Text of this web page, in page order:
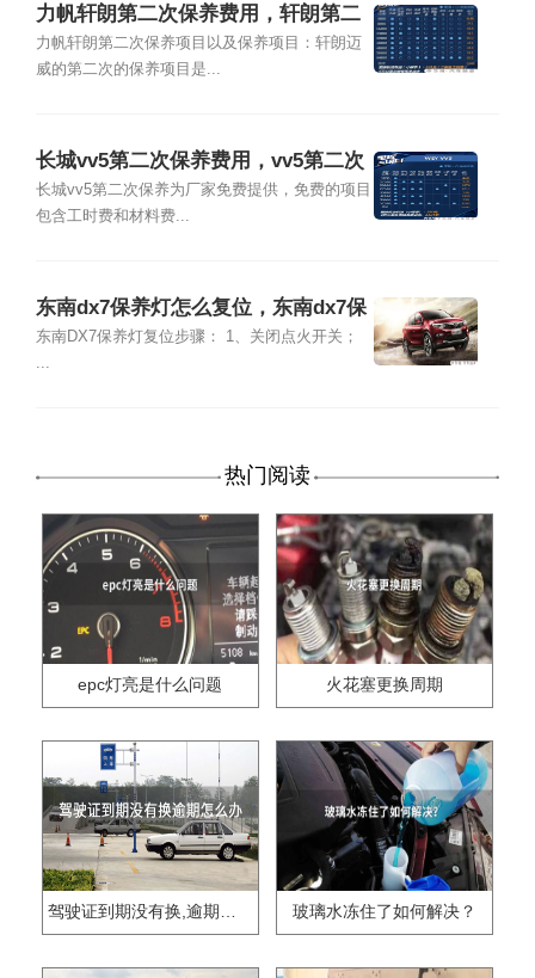
力帆轩朗第二次保养费用，轩朗第二
次保养项目
力帆轩朗第二次保养项目以及保养项目：轩朗迈
威的第二次的保养项目是...
长城vv5第二次保养费用，vv5第二次
保养项目
长城vv5第二次保养为厂家免费提供，免费的项目
包含工时费和材料费...
东南dx7保养灯怎么复位，东南dx7保
养灯归零
东南DX7保养灯复位步骤： 1、关闭点火开关；
热门阅读
epc灯亮是什么问题 火花塞更换周期
玻璃水冻住了如何解决？